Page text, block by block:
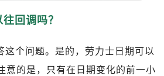
回调吗？
这个问题。是的，劳力士日期可以
意的是，只有在日期变化的前一小